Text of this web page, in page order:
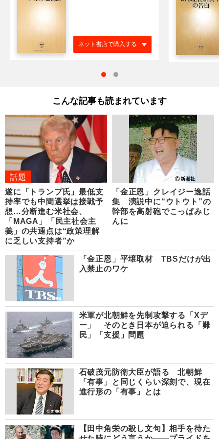
ネット書店で購入する
こんな記事も読まれています
話題
遂に「トランプ氏」最低支
持率でも中間選挙は接戦予
想…分断進む米社会、
「MAGA」「民主社会主
義」の共通点は“政策理解
に乏しい支持者”か
「金正恩」クレイジー逸話
集 演説中に“ウトウト”の
幹部を高射砲でこっぱみじ
んに
「金正恩」平壌取材 TBSだけが出
入禁止のワケ
米軍が北朝鮮を先制攻撃する「Xデ
ー」 そのとき日本が迫られる「難
民」「支援」問題
石破茂元防衛大臣が語る 北朝鮮
「有事」と同じくらい深刻で、現在
進行形の「有事」とは
【田中角栄の殺し文句】相手を待た